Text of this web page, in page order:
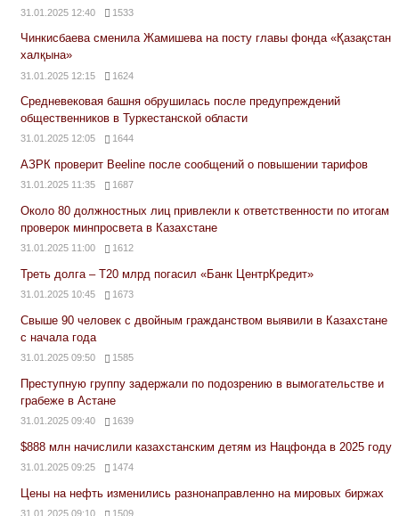
31.01.2025 12:40 1533
Чинкисбаева сменила Жамишева на посту главы фонда «Қазақстан
халқына»
31.01.2025 12:15 1624
Средневековая башня обрушилась после предупреждений
общественников в Туркестанской области
31.01.2025 12:05 1644
АЗРК проверит Beeline после сообщений о повышении тарифов
31.01.2025 11:35 1687
Около 80 должностных лиц привлекли к ответственности по итогам
проверок минпросвета в Казахстане
31.01.2025 11:00 1612
Треть долга – Т20 млрд погасил «Банк ЦентрКредит»
31.01.2025 10:45 1673
Свыше 90 человек с двойным гражданством выявили в Казахстане
с начала года
31.01.2025 09:50 1585
Преступную группу задержали по подозрению в вымогательстве и
грабеже в Астане
31.01.2025 09:40 1639
$888 млн начислили казахстанским детям из Нацфонда в 2025 году
31.01.2025 09:25 1474
Цены на нефть изменились разнонаправленно на мировых биржах
31.01.2025 09:10 1509